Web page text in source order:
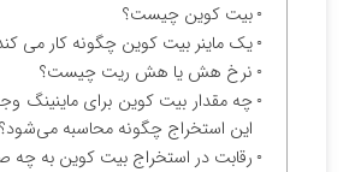
بیت کوین چیست؟
یک ماینر بیت کوین چگونه کار می
نرخ هش یا هش ریت چیست؟
چه مقدار بیت کوین برای ماینینگ
این استخراج چگونه محاسبه می‌شود؟
رقابت در استخراج بیت کوین به